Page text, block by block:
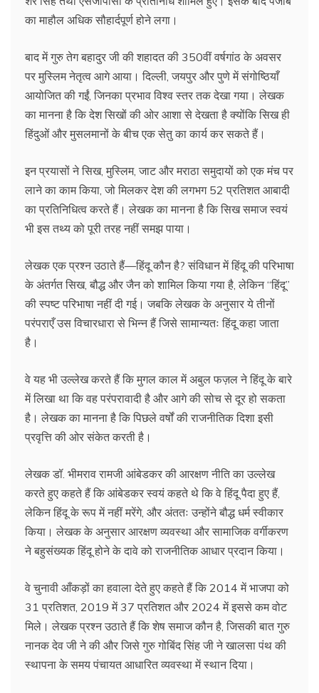
का माहौल अधिक सौहार्दपूर्ण होने लगा।
बाद में गुरु तेग बहादुर जी की शहादत की 350वीं वर्षगांठ के अवसर
पर मुस्लिम नेतृत्व आगे आया। दिल्ली, जयपुर और पुणे में संगोष्ठियाँ
आयोजित की गईं, जिनका प्रभाव विश्व स्तर तक देखा गया। लेखक
का मानना है कि देश सिखों की ओर आशा से देखता है क्योंकि सिख ही
हिंदुओं और मुसलमानों के बीच एक सेतु का कार्य कर सकते हैं।
इन प्रयासों ने सिख, मुस्लिम, जाट और मराठा समुदायों को एक मंच पर
लाने का काम किया, जो मिलकर देश की लगभग 52 प्रतिशत आबादी
का प्रतिनिधित्व करते हैं। लेखक का मानना है कि सिख समाज स्वयं
भी इस तथ्य को पूरी तरह नहीं समझ पाया।
लेखक एक प्रश्न उठाते हैं—हिंदू कौन है? संविधान में हिंदू की परिभाषा
के अंतर्गत सिख, बौद्ध और जैन को शामिल किया गया है, लेकिन “हिंदू”
की स्पष्ट परिभाषा नहीं दी गई। जबकि लेखक के अनुसार ये तीनों
परंपराएँ उस विचारधारा से भिन्न हैं जिसे सामान्यतः हिंदू कहा जाता
है।
वे यह भी उल्लेख करते हैं कि मुगल काल में अबुल फज़ल ने हिंदू के बारे
में लिखा था कि वह परंपरावादी है और आगे की सोच से दूर हो सकता
है। लेखक का मानना है कि पिछले वर्षों की राजनीतिक दिशा इसी
प्रवृत्ति की ओर संकेत करती है।
लेखक डॉ. भीमराव रामजी आंबेडकर की आरक्षण नीति का उल्लेख
करते हुए कहते हैं कि आंबेडकर स्वयं कहते थे कि वे हिंदू पैदा हुए हैं,
लेकिन हिंदू के रूप में नहीं मरेंगे, और अंततः उन्होंने बौद्ध धर्म स्वीकार
किया। लेखक के अनुसार आरक्षण व्यवस्था और सामाजिक वर्गीकरण
ने बहुसंख्यक हिंदू होने के दावे को राजनीतिक आधार प्रदान किया।
वे चुनावी आँकड़ों का हवाला देते हुए कहते हैं कि 2014 में भाजपा को
31 प्रतिशत, 2019 में 37 प्रतिशत और 2024 में इससे कम वोट
मिले। लेखक प्रश्न उठाते हैं कि शेष समाज कौन है, जिसकी बात गुरु
नानक देव जी ने की और जिसे गुरु गोबिंद सिंह जी ने खालसा पंथ की
स्थापना के समय पंचायत आधारित व्यवस्था में स्थान दिया।